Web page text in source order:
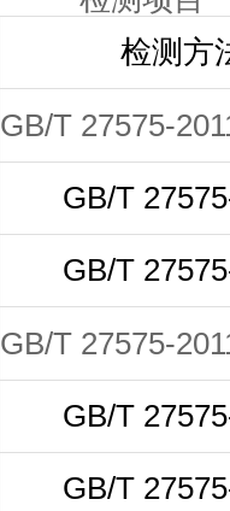
检测方
GB/T 27575-
GB/T
GB/T
GB/T 27575-
GB/T
GB/T